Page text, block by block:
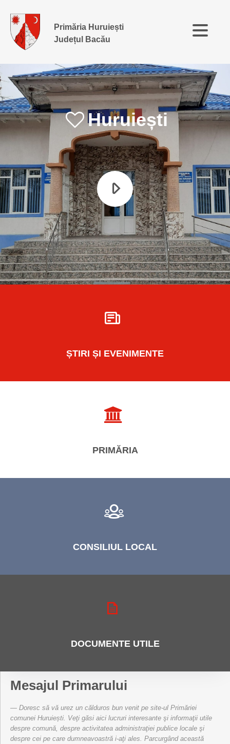
Primăria Huruiești
Județul Bacău
Huruiești
ȘTIRI ȘI EVENIMENTE
PRIMĂRIA
CONSILIUL LOCAL
DOCUMENTEUTILE
Mesajul Primarului
Doresc să vă urez un călduros bun venit pe site-ul Primăriei
comunei Huruiești. Veţi găsi aici lucruri interesante şi informaţii utile
despre comună, despre activitatea administraţiei publice locale şi
despre cei pe care dumneavoastră i-aţi ales. Parcurgând această